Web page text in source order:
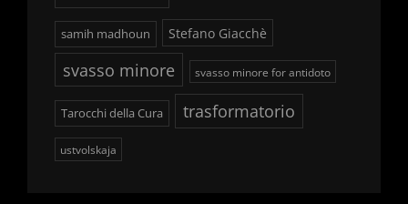
samih madhoun Stefano Giacchè
svasso minore svasso minore for antidoto
Tarocchi della Cura trasformatorio
ustvolskaja